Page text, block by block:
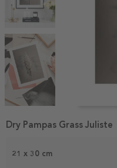
1
21 x 30 cm
Dry Pampas Grass Juliste